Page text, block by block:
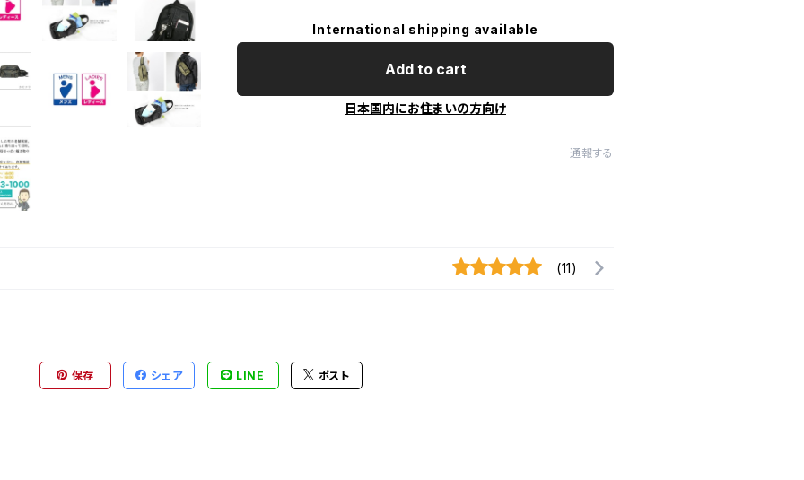
International shipping available
Add to cart
日本国内にお住まいの方向け
通報する
(11)
保存 シェア LINE ポスト